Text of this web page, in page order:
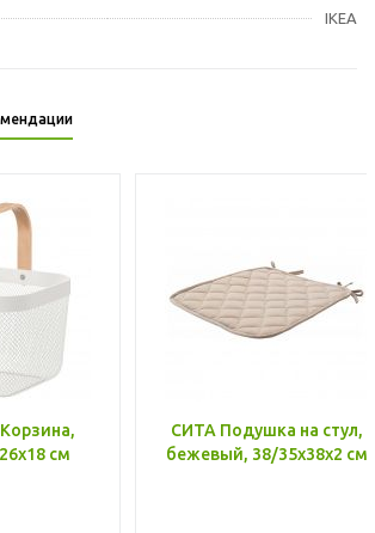
IKEA
см
СИТА Подушка на стул,
бежевый, 38/35x38x2 см